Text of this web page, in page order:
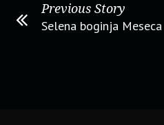
Previous Story
Selena boginja Meseca